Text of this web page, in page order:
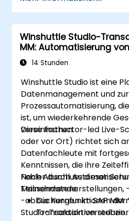
Winshuttle Studio-
MM: Automatisierung von
Massendatenänderungen
14 Stunden
Winshuttle Studio ist eine
Datenmanagement und zur
Prozessautomatisierung,
ist, um wiederkehrende
vereinfachen.
Diese Instructor-led Live-
oder vor Ort) richtet sich
Datenfachleute mit
Kenntnissen, die ihre
Fehler durch
Massendatenerstellungen,
-abbuchungen im SAP
Studio-Transaktion
Nach Abschluss dieser
Teilnehmende:
Die Kernfunktionen
Transaktion verstehen.